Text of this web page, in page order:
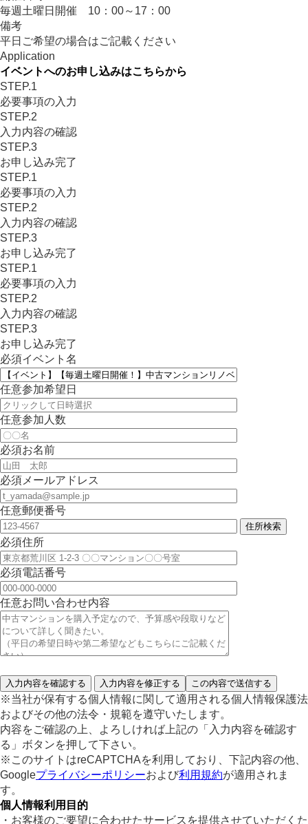
毎週土曜日開催 10：00～17：00
備考
平日ご希望の場合はご記載ください
Application
イベントへのお申し込みはこちらから
STEP.1
必要事項の入力
STEP.2
入力内容の確認
STEP.3
お申し込み完了
STEP.1
必要事項の入力
STEP.2
入力内容の確認
STEP.3
お申し込み完了
STEP.1
必要事項の入力
STEP.2
入力内容の確認
STEP.3
お申し込み完了
必須イベント名
任意参加希望日
任意参加人数
必須お名前
必須 メールアドレス
任意郵便番号
住所検索
必須住所
必須電話番号
任意お問い合わせ内容
※当社が保有する個人情報に関して適用される個人情報保護法
およびその他の法令・規範を遵守いたします。
内容をご確認の上、よろしければ上記の「入力内容を確認す
る」ボタンを押して下さい。
※このサイトはreCAPTCHAを利用しており、下記内容の他、
Googleプライバシーポリシーおよび利用規約が適用されま
す。
個人情報利用目的
・お客様のご要望に合わせたサービスを提供させていただくた